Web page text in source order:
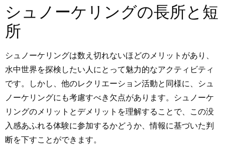
シュノーケリングの長所と短
所
シュノーケリングは数え切れないほどのメリットがあり、
水中世界を探検したい人にとって魅力的なアクティビティ
です。しかし、他のレクリエーション活動と同様に、シュ
ノーケリングにも考慮すべき欠点があります。シュノーケ
リングのメリットとデメリットを理解することで、この没
入感あふれる体験に参加するかどうか、情報に基づいた判
断を下すことができます。